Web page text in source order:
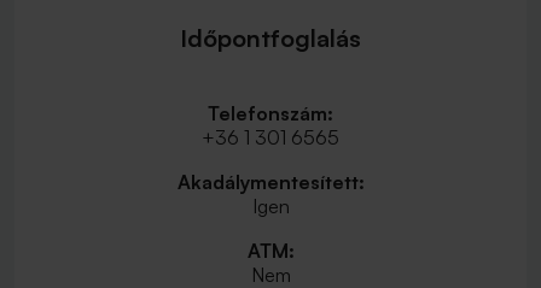
Időpontfoglalás
Telefonszám:
+36 1 301 6565
Akadálymentesített:
Igen
ATM:
Nem